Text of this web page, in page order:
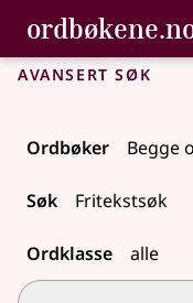
Gå til
Tilgjengelighet
Bokmålsordboka og
Avansert søk
Ordbøker
Søk
Ordklasse